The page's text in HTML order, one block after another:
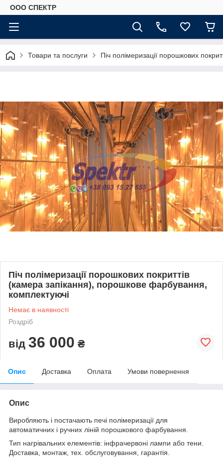
ООО СПЕКТР
Товари та послуги Піч полімеризації порошкових
Піч полімеризації порошкових покриттів
(камера запікання), порошкове фарбування,
комплектуючі
Немає в наявності
Роздріб
від 36 000 ₴
Опис Доставка Оплата Умови повернення
Опис
Виробляють і постачають печі полімеризації для
автоматичних і ручних ліній порошкового фарбування.
Тип нагрівальних елементів: інфрачервоні лампи або тени.
Доставка, монтаж, тех. обслуговування, гарантія.